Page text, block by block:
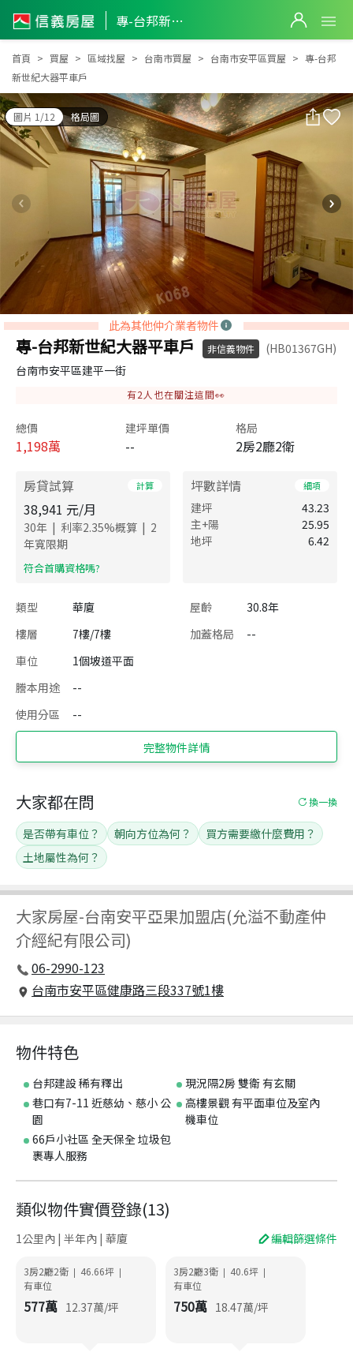
專-台邦新世紀大器平車戶
專-台邦新世紀大器平車戶
首頁 買屋 區域找屋 台南市買屋 台南市安平區買屋
專-台邦
新世紀大器平車戶
圖片 1/12 格局圖
此為其他仲介業者物件
專-台邦新世紀大器平車戶 非信義物件
(HB01367GH)
台南市安平區建平一街
有2 人也在關注這間👀
總價
1,198萬
建坪單價
--
格局
2房2廳2衛
房貸試算 計算
38,941 元/月
30年 | 利率2.35%概算 | 2
年寬限期
​符合首購資格嗎?
坪數詳情 細項
建坪
43.23
主+陽
25.95
地坪
6.42
類型 華廈 屋齡
30.8年
樓層
7樓/7樓 加蓋格局
--
車位
1個坡道平面
謄本用途
--
使用分區
--
完整物件詳情
大家房屋-台南安平亞果加盟店(允溢不動產仲
介經紀有限公司)
06-2990-123
台南市安平區健康路三段337號1樓
大家都在問 換一換
是否帶有車位？ 朝向方位為何？
買方需要繳什麼費用？
土地屬性為何？
物件特色
台邦建設 稀有釋出
現況隔2房 雙衛 有玄關
巷口有7-11 近慈幼、慈小 公
園
高樓景觀 有平面車位及室內
機車位
66戶小社區 全天保全 垃圾包
裹專人服務
類似物件實價登錄(13)
1公里內 | 半年內 | 華廈 編輯篩選條件
3房2廳2衛 | 46.66坪 |
有車位
577萬 12.37萬/坪
3房2廳3衛 | 40.6坪 |
有車位
750萬 18.47萬/坪